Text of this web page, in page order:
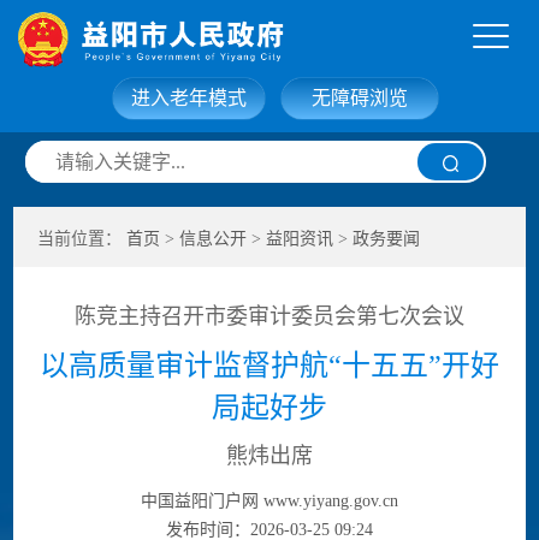
网站首页 走进益阳
信息公开 政务服务
无障碍浏览
进入老年模式
当前位置：首页 >信息公开 > 益阳资讯 >政务要闻
陈竞主持召开市委审计委员会第七次会议
以高质量审计监督护航“十五五”开好
局起好步
熊炜出席
中国益阳门户网 www.yiyang.gov.cn
发布时间：2026-03-25 09:24